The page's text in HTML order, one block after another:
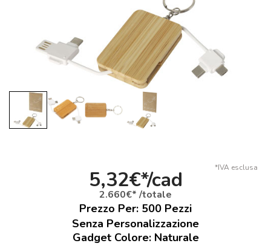
*IVA esclusa
5,32€*/cad
2.660€* /totale
Prezzo Per: 500 Pezzi
Senza Personalizzazione
Gadget Colore: Naturale